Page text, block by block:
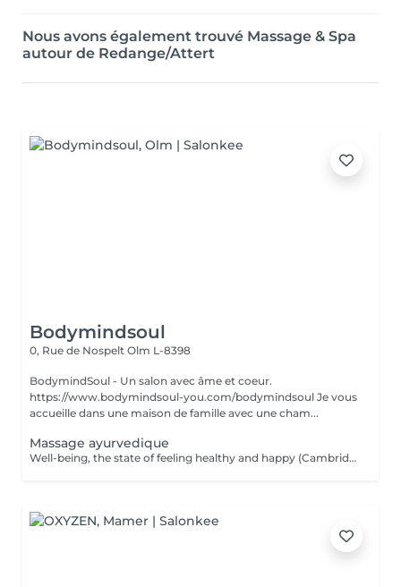
Nous avons également trouvé Massage & Spa
autour de Redange/Attert
Bodymindsoul
0, Rue de Nospelt Olm L-8398
BodymindSoul - Un salon avec âme et coeur.
https://www.bodymindsoul-you.com/bodymindsoul Je vous
accueille dans une maison de famille avec une cham...
Massage ayurvedique
Well-being, the state of feeling healthy and happy (Cambridge dictionary) is exactly what you get during the massage. Your body and mind are in agreement. Find a moment of listening, relaxation and the opportunity to refocus and rejuvenate. The massage provokes the release of happiness hormones. The Ayurveda massage finds its roots in India and invites the body to heal itself and create balance between body, mind and spirit, all by getting massaged with hot organic oil. While the oil enters the body with smooth massage techniques, it helps the body to detoxify and release properly. In Ayurveda the science of life a person's health is based on their dosha = a balance of the five elements of the world known as fire, water, earth, space and air. The three doshas: VATA (air & space); PITTA (fire & water); KAPHA ( earth & water). Each person has one dominant dosha based on physical, emotional, mental, and behavioral characteristics. The focus is to bring the energy centers (chakras) in balance by encouraging the elimination of toxins and making the energy in our body flow.